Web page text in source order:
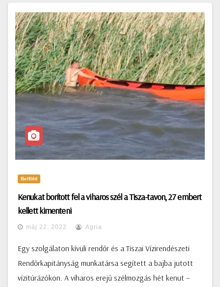
Belföld
Kenukat borított fel a viharos szél a Tisza-tavon, 27 embert
kellett kimenteni
máj 22, 2022 Agria
Egy szolgálaton kívüli rendőr és a Tiszai Vízirendészeti
Rendőrkapitányság munkatársa segített a bajba jutott
vízitúrázókon. A viharos erejű szélmozgás hét kenut –